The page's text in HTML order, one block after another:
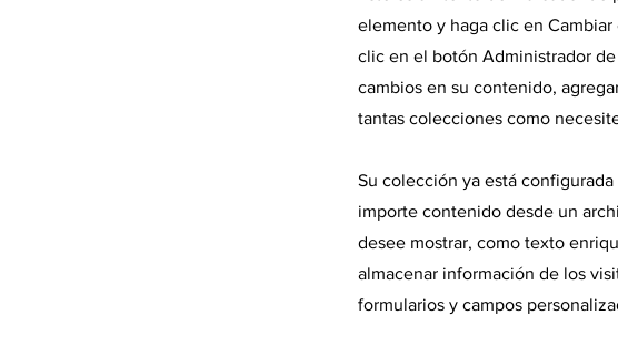
elemento y haga clic en
clic en el botón Administrador
cambios en su contenido,
tantas colecciones como
Su colección ya está
importe contenido desde un
desee mostrar, como texto
almacenar información de los
formularios y campos